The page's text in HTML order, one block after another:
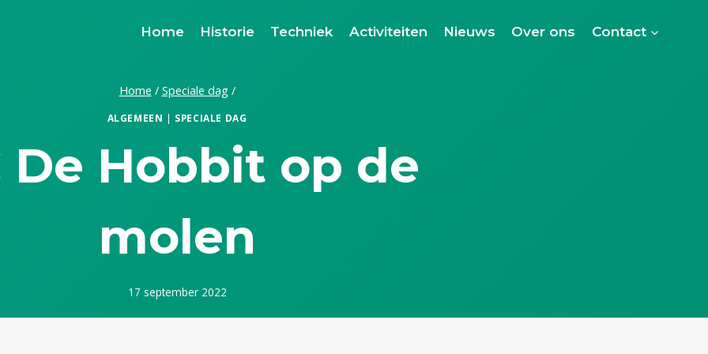
Home Historie Techniek Activiteiten Nieuws Over ons Contact
Home / Speciale dag /
ALGEMEEN | SPECIALE DAG
De Hobbit op de
molen
17 september 2022